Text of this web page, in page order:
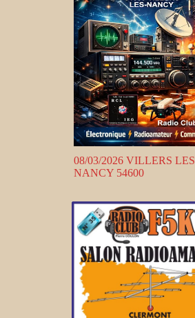
08/03/2026 VILLERS LES
NANCY 54600